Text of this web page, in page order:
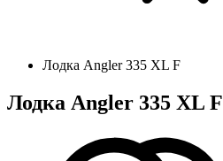
Лодка Angler 335 XL F
Лодка Angler 335 XL F